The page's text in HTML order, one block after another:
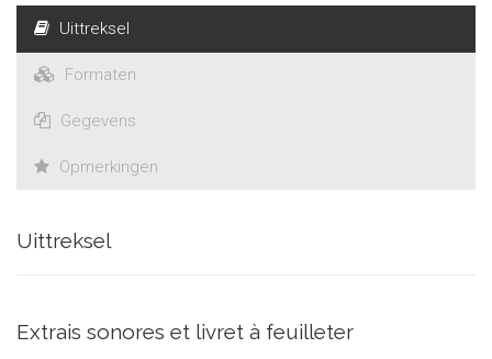
Uittreksel
Formaten
Gegevens
Opmerkingen
Uittreksel
Extrais sonores et livret à feuilleter